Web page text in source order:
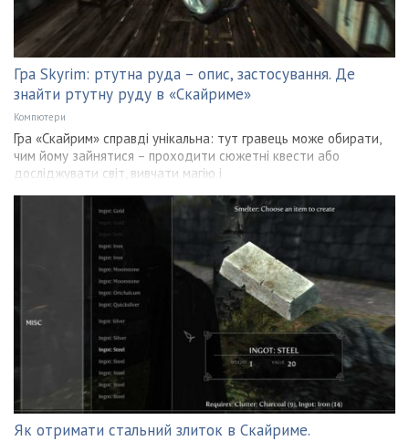
Гра Skyrim: ртутна руда – опис, застосування. Де
знайти ртутну руду в «Скайриме»
Компютери
Гра «Скайрим» справді унікальна: тут гравець може обирати,
чим йому зайнятися – проходити сюжетні квести або
досліджувати світ, вивчати магію і
Як отримати стальний злиток в Скайриме.